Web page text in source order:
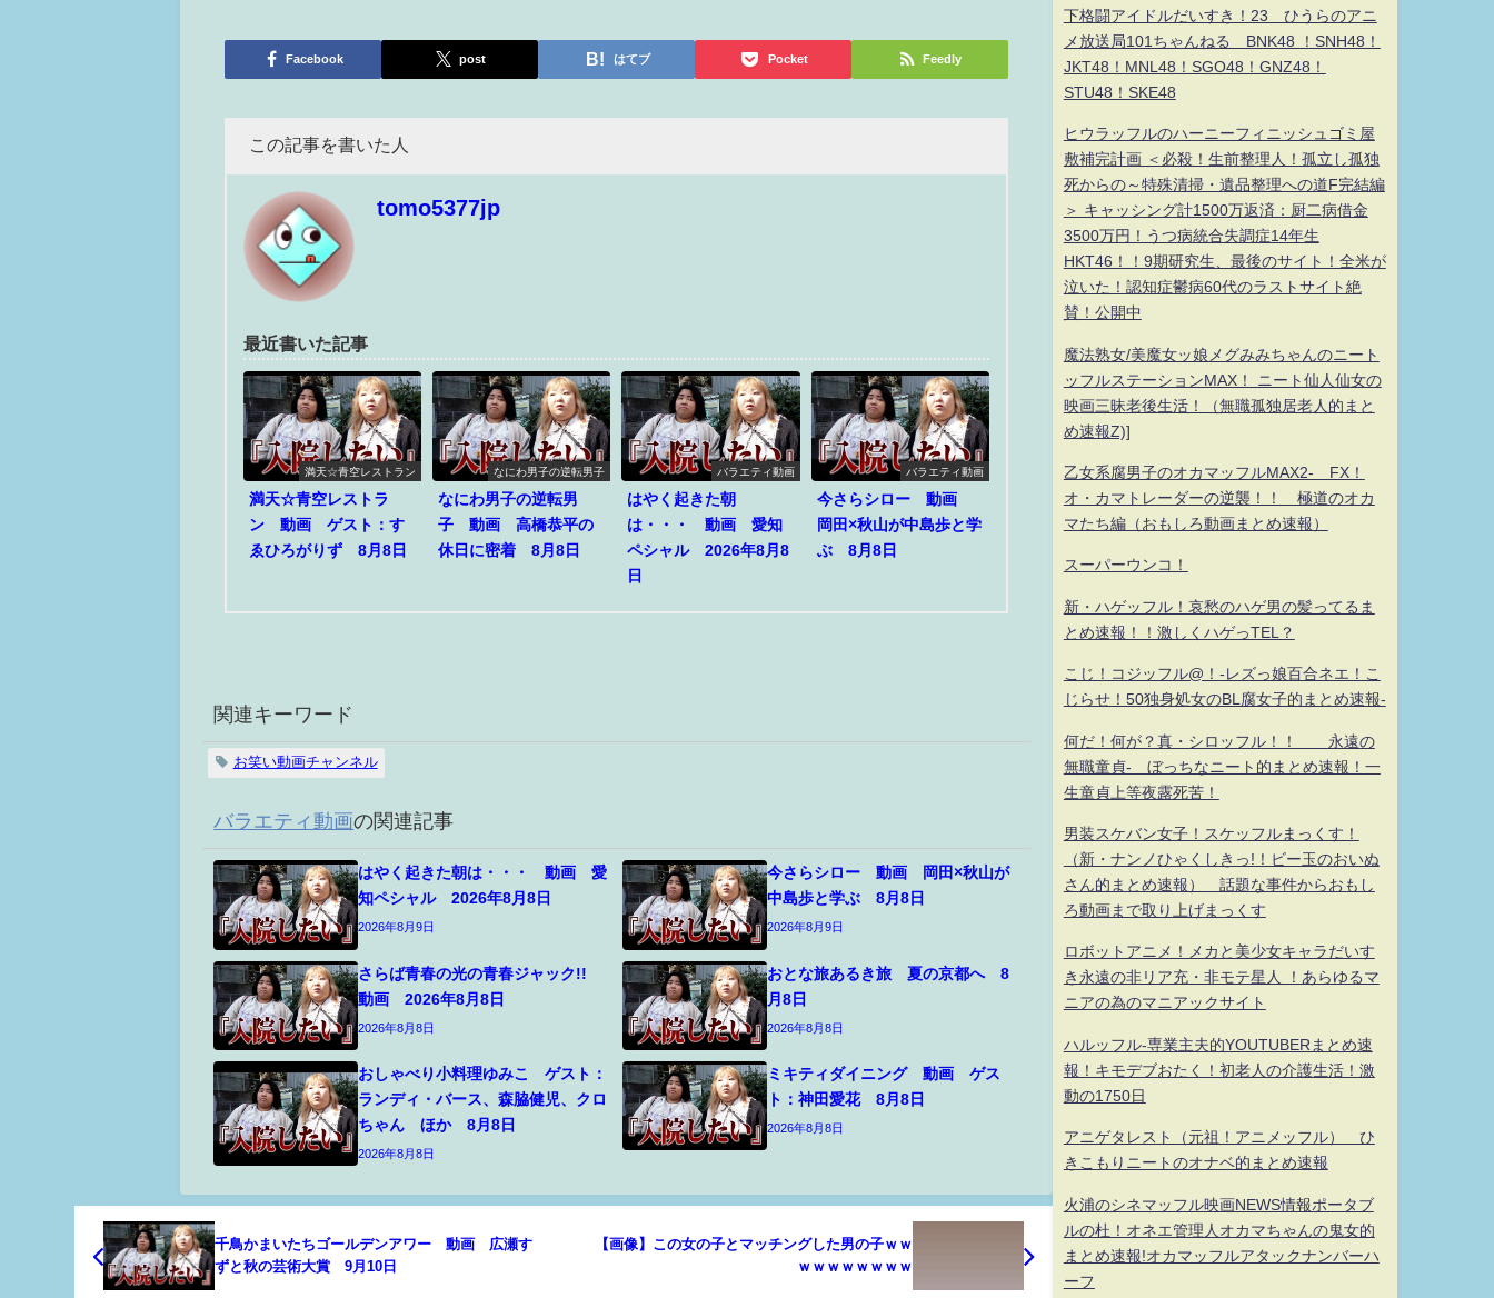
Facebook post はてブ Pocket Feedly
この記事を書いた人
tomo5377jp
最近書いた記事
満天☆青空レストラン
満天☆青空レストラ
ン 動画 ゲスト：す
ゑひろがりず 8月8日
なにわ男子の逆転男子
なにわ男子の逆転男
子 動画 高橋恭平の
休日に密着 8月8日
バラエティ動画
はやく起きた朝
は・・・ 動画 愛知
ペシャル 2026年8月8
日
バラエティ動画
今さらシロー 動画
岡田×秋山が中島歩と学
ぶ 8月8日
関連キーワード
お笑い動画チャンネル
バラエティ動画の関連記事
はやく起きた朝は・・・ 動画 愛
知ペシャル 2026年8月8日
2026年8月9日
今さらシロー 動画 岡田×秋山が
中島歩と学ぶ 8月8日
2026年8月9日
さらば青春の光の青春ジャック!!
動画 2026年8月8日
2026年8月8日
おとな旅あるき旅 夏の京都へ 8
月8日
2026年8月8日
おしゃべり小料理ゆみこ ゲスト：
ランディ・バース、森脇健児、クロ
ちゃん ほか 8月8日
2026年8月8日
ミキティダイニング 動画 ゲス
ト：神田愛花 8月8日
2026年8月8日
千鳥かまいたちゴールデンアワー 動画 広瀬す
ずと秋の芸術大賞 9月10日
【画像】この女の子とマッチングした男の子ｗｗ
ｗｗｗｗｗｗｗｗ
下格闘アイドルだいすき！23 ひうらのアニ
メ放送局101ちゃんねる BNK48 ！SNH48！
JKT48！MNL48！SGO48！GNZ48！
STU48！SKE48
ヒウラッフルのハーニーフィニッシュゴミ屋
敷補完計画 ＜必殺！生前整理人！孤立し孤独
死からの～特殊清掃・遺品整理への道F完結編
＞ キャッシング計1500万返済：厨二病借金
3500万円！うつ病統合失調症14年生
HKT46！！9期研究生、最後のサイト！全米が
泣いた！認知症鬱病60代のラストサイト絶
賛！公開中
魔法熟女/美魔女ッ娘メグみみちゃんのニート
ッフルステーションMAX！ ニート仙人仙女の
映画三昧老後生活！（無職孤独居老人的まと
め速報Z)]
乙女系腐男子のオカマッフルMAX2- FX！
オ・カマトレーダーの逆襲！！ 極道のオカ
マたち編（おもしろ動画まとめ速報）
スーパーウンコ！
新・ハゲッフル！哀愁のハゲ男の髪ってるま
とめ速報！！激しくハゲっTEL？
こじ！コジッフル@！-レズっ娘百合ネエ！こ
じらせ！50独身処女のBL腐女子的まとめ速報-
何だ！何が？真・シロッフル！！ 永遠の
無職童貞- ぼっちなニート的まとめ速報！一
生童貞上等夜露死苦！
男装スケバン女子！スケッフルまっくす！
（新・ナンノひゃくしきっ!！ビー玉のおいぬ
さん的まとめ速報） 話題な事件からおもし
ろ動画まで取り上げまっくす
ロボットアニメ！メカと美少女キャラだいす
き永遠の非リア充・非モテ星人 ！あらゆるマ
ニアの為のマニアックサイト
ハルッフル-専業主夫的YOUTUBERまとめ速
報！キモデブおたく！初老人の介護生活！激
動の1750日
アニゲタレスト（元祖！アニメッフル） ひ
きこもりニートのオナベ的まとめ速報
火浦のシネマッフル映画NEWS情報ポータブ
ルの杜！オネエ管理人オカマちゃんの鬼女的
まとめ速報!オカマッフルアタックナンバーハ
ーフ